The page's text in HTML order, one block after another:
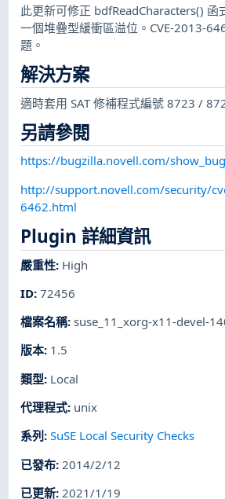
此更新可修正 bdfReadCharacters()
一個堆疊型緩衝區溢位。CVE-2013-
題。
解決方案
適時套用 SAT 修補程式編號 8723 /
另請參閱
https://bugzilla.novell.com/
http://support.novell.com/security/
6462.html
Plugin 詳細資訊
嚴重性: High
ID:72456
檔案名稱:suse_11_xorg-x11-devel-
版本: 1.5
類型: Local
代理程式: unix
系列 :SuSE Local Security Checks
已發布: 2014/2/12
已更新: 2021/1/19